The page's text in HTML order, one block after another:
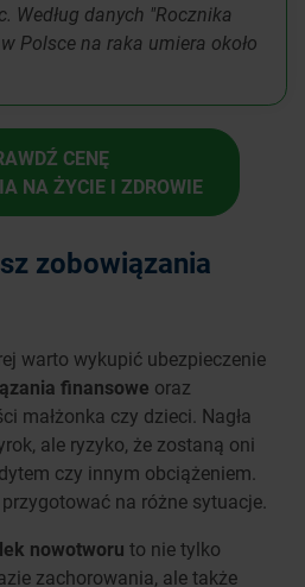
Według danych "Rocznika
Polsce na raka umiera około
CENĘ
NA ŻYCIE I ZDROWIE
zobowiązania
warto wykupić ubezpieczenie
finansowe oraz
małżonka czy dzieci. Nagła
ale ryzyko, że zostaną oni
czy innym obciążeniem.
na różne sytuacje.
nowotworu to nie tylko
zachorowania, ale także